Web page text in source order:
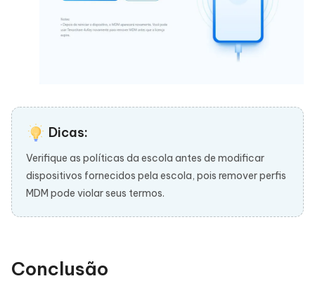
Dicas:
Verifique as políticas da escola antes de modificar
dispositivos fornecidos pela escola, pois remover perfis
MDM pode violar seus termos.
Conclusão